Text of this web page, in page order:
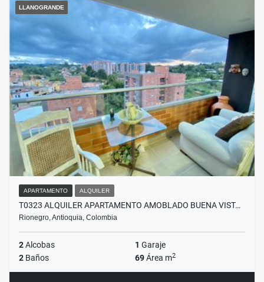
LLANOGRANDE
APARTAMENTO ALQUILER
T0323 ALQUILER APARTAMENTO AMOBLADO BUENA VIST…
Rionegro, Antioquia, Colombia
2Alcobas 1 Garaje
2 Baños 69Área m2